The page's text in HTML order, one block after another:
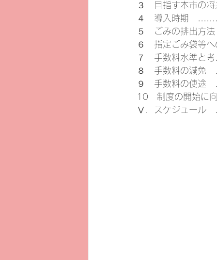
３　目指す本市
４　導入時期　
５　ごみの排出
６　指定ごみ袋等
７　手数料水準
８　手数料の減
９　手数料の使
10　制度の開始に
Ⅴ．スケジュール